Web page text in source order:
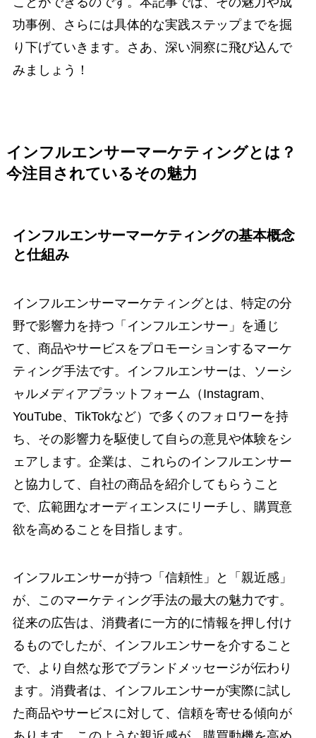
功事例、さらには具体的な実践ステップまでを掘
り下げていきます。さあ、深い洞察に飛び込んで
みましょう！
インフルエンサーマーケティングとは？
今注目されているその魅力
インフルエンサーマーケティングの基本概念
と仕組み
インフルエンサーマーケティングとは、特定の分
野で影響力を持つ「インフルエンサー」を通じ
て、商品やサービスをプロモーションするマーケ
ティング手法です。インフルエンサーは、ソーシ
ャルメディアプラットフォーム（Instagram、
YouTube、TikTokなど）で多くのフォロワーを持
ち、その影響力を駆使して自らの意見や体験をシ
ェアします。企業は、これらのインフルエンサー
と協力して、自社の商品を紹介してもらうこと
で、広範囲なオーディエンスにリーチし、購買意
欲を高めることを目指します。
インフルエンサーが持つ「信頼性」と「親近感」
が、このマーケティング手法の最大の魅力です。
従来の広告は、消費者に一方的に情報を押し付け
るものでしたが、インフルエンサーを介すること
で、より自然な形でブランドメッセージが伝わり
ます。消費者は、インフルエンサーが実際に試し
た商品やサービスに対して、信頼を寄せる傾向が